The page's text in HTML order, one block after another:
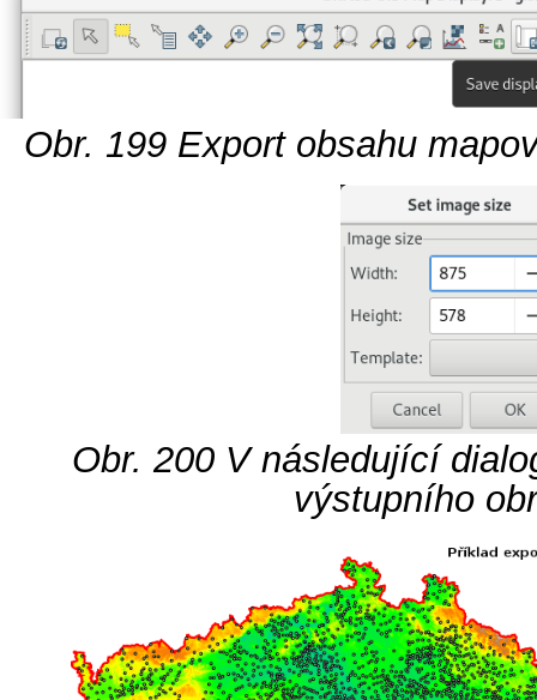
Obr. 199 Export obsahu
Obr. 200 V následující
výstupního